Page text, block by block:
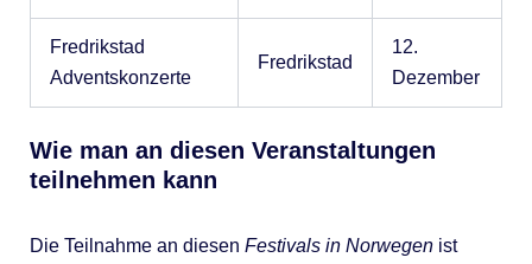
Fredrikstad
Adventskonzerte
Fredrikstad
12.
Dezember
Wie man an diesen Veranstaltungen
teilnehmen kann
Die Teilnahme an diesen Festivals in Norwegenist